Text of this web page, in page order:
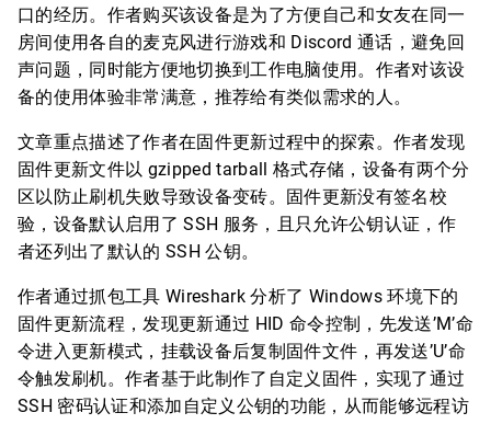
口的经历。作者购买该设备是为了方便自己和女友在同一
房间使用各自的麦克风进行游戏和 Discord 通话，避免回
声问题，同时能方便地切换到工作电脑使用。作者对该设
备的使用体验非常满意，推荐给有类似需求的人。
文章重点描述了作者在固件更新过程中的探索。作者发现
固件更新文件以 gzipped tarball 格式存储，设备有两个分
区以防止刷机失败导致设备变砖。固件更新没有签名校
验，设备默认启用了 SSH 服务，且只允许公钥认证，作
者还列出了默认的 SSH 公钥。
作者通过抓包工具 Wireshark 分析了 Windows 环境下的
固件更新流程，发现更新通过 HID 命令控制，先发送’M’命
令进入更新模式，挂载设备后复制固件文件，再发送’U’命
令触发刷机。作者基于此制作了自定义固件，实现了通过
SSH 密码认证和添加自定义公钥的功能，从而能够远程访